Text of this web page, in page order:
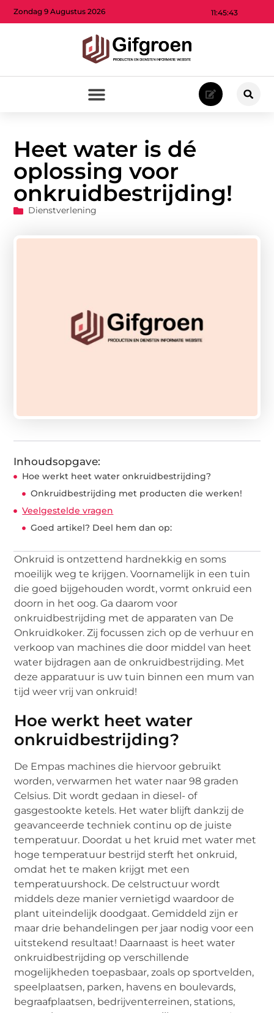
11:45:44
Zondag 9 Augustus 2026
Heet water is dé
oplossing voor
onkruidbestrijding!
Dienstverlening
Inhoudsopgave:
Hoe werkt heet water onkruidbestrijding?
Onkruidbestrijding met producten die werken!
Veelgestelde vragen
Goed artikel? Deel hem dan op:
Onkruid is ontzettend hardnekkig en soms
moeilijk weg te krijgen. Voornamelijk in een tuin
die goed bijgehouden wordt, vormt onkruid een
doorn in het oog. Ga daarom voor
onkruidbestrijding met de apparaten van De
Onkruidkoker. Zij focussen zich op de verhuur en
verkoop van machines die door middel van heet
water bijdragen aan de onkruidbestrijding. Met
deze apparatuur is uw tuin binnen een mum van
tijd weer vrij van onkruid!
Hoe werkt heet water
onkruidbestrijding?
De Empas machines die hiervoor gebruikt
worden, verwarmen het water naar 98 graden
Celsius. Dit wordt gedaan in diesel- of
gasgestookte ketels. Het water blijft dankzij de
geavanceerde techniek continu op de juiste
temperatuur. Doordat u het kruid met water met
hoge temperatuur bestrijd sterft het onkruid,
omdat het te maken krijgt met een
temperatuurshock. De celstructuur wordt
middels deze manier vernietigd waardoor de
plant uiteindelijk doodgaat. Gemiddeld zijn er
maar drie behandelingen per jaar nodig voor een
uitstekend resultaat! Daarnaast is heet water
onkruidbestrijding op verschillende
mogelijkheden toepasbaar, zoals op sportvelden,
speelplaatsen, parken, havens en boulevards,
begraafplaatsen, bedrijventerreinen, stations,